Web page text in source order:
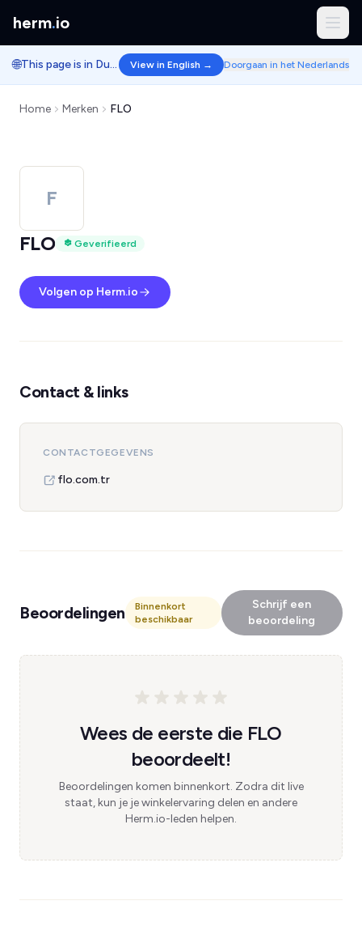
herm.io
🌐 This page is in Dutch. View in English → Doorgaan in het Nederlands
Home Merken FLO
F
FLO
Geverifieerd
Volgen op Herm.io
Contact & links
CONTACTGEGEVENS
flo.com.tr
Beoordelingen
Binnenkort
beschikbaar
Schrijf een
beoordeling
Wees de eerste die FLO
beoordeelt!
Beoordelingen komen binnenkort. Zodra dit live
staat, kun je je winkelervaring delen en andere
Herm.io-leden helpen.